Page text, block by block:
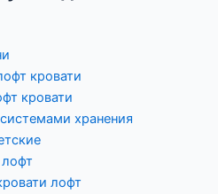
кровати
кровати
хранения
лофт